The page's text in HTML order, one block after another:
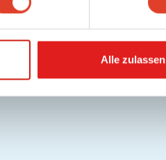
Alle zulassen